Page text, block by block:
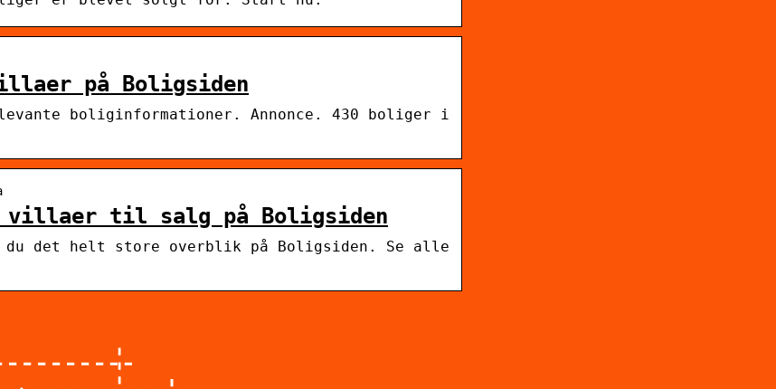
på Boligsiden
boliginformationer. Annonce. 430 boliger i
villaer til salg på Boligsiden
det helt store overblik på Boligsiden. Se alle